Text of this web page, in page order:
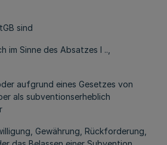
sind
im Sinne des Absatzes l ..,
aufgrund eines Gesetzes von
als subventionserheblich
Gewährung, Rückforderung,